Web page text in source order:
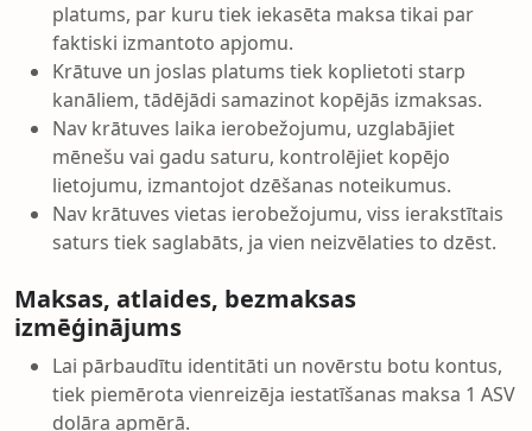
platums, par kuru tiek iekasēta maksa tikai par
faktiski izmantoto apjomu.
Krātuve un joslas platums tiek koplietoti starp
kanāliem, tādējādi samazinot kopējās izmaksas.
Nav krātuves laika ierobežojumu, uzglabājiet
mēnešu vai gadu saturu, kontrolējiet kopējo
lietojumu, izmantojot dzēšanas noteikumus.
Nav krātuves vietas ierobežojumu, viss ierakstītais
saturs tiek saglabāts, ja vien neizvēlaties to dzēst.
Maksas, atlaides, bezmaksas
izmēģinājums
Lai pārbaudītu identitāti un novērstu botu kontus,
tiek piemērota vienreizēja iestatīšanas maksa 1 ASV
dolāra apmērā.